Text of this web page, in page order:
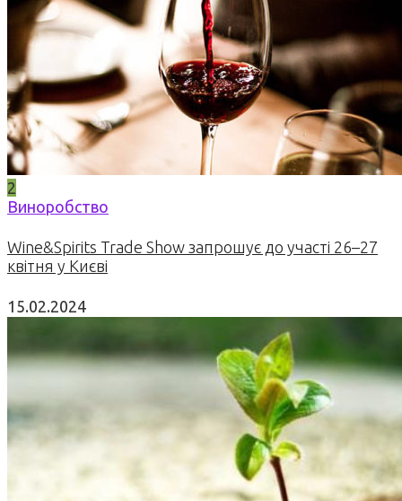
2
Виноробство
Wine&Spirits Trade Show запрошує до участі 26–27
квітня у Києві
15.02.2024